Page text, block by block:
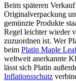
Beim späteren
Originalverpackung
gemünzte Produkte
Regel leichter wieder
zuzuordnen ist. Wer
beim Platin Maple
weltweit anerkannte
lässt sich Platin
Inflationsschutz